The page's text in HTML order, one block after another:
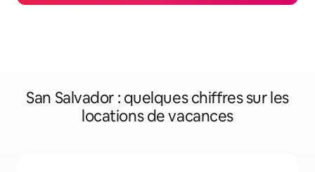
San Salvador : quelques chiffres sur les
locations de vacances